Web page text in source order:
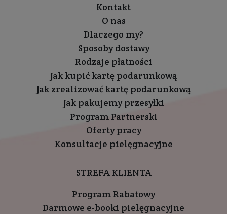
Kontakt
O nas
Dlaczego my?
Sposoby dostawy
Rodzaje płatności
Jak kupić kartę podarunkową
Jak zrealizować kartę podarunkową
Jak pakujemy przesyłki
Program Partnerski
Oferty pracy
Konsultacje pielęgnacyjne
STREFA KLIENTA
Program Rabatowy
Darmowe e-booki pielęgnacyjne